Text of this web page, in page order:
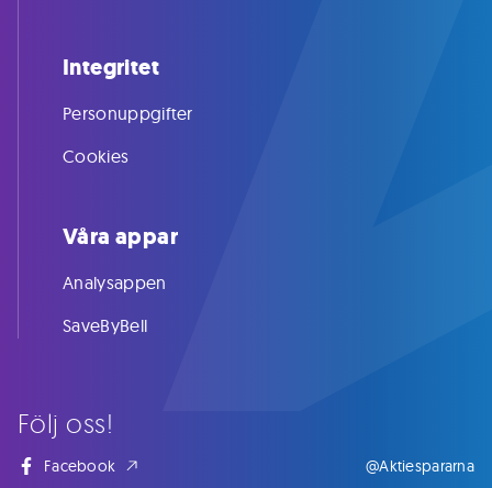
Följ oss!
Facebook @Aktiespararna
Integritet
Personuppgifter
Cookies
Våra appar
Analysappen
SaveByBell